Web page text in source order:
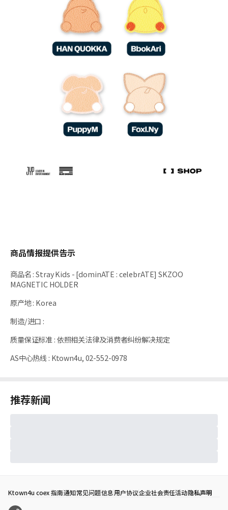
商品情报提供告示
商品名:Stray Kids - [dominATE : celebrATE] SKZOO
MAGNETIC HOLDER
原产地: Korea
制造/进口 :
质量保证标准:依照相关法律及消费者纠纷解决规定
AS中心热线: Ktown4u, 02-552-0978
推荐新闻
Ktown4u coex 指南通知常见问题信息用户协议企业社会责任活动隐私声明